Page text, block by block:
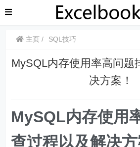
主页 SQL技巧
MySQL内存使用率高问题
决方案！
MySQL内存使用
查过程以及解决方